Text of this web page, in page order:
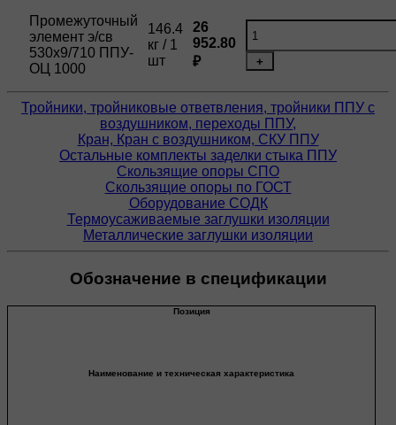
Промежуточный
элемент э/св
530х9/710 ППУ-
ОЦ 1000
146.4
кг / 1
шт
26
952.80
₽
+
Тройники, тройниковые ответвления, тройники ППУ с
воздушником, переходы ППУ,
Кран, Кран с воздушником, СКУ ППУ
Остальные комплекты заделки стыка ППУ
Скользящие опоры СПО
Скользящие опоры по ГОСТ
Оборудование СОДК
Термоусаживаемые заглушки изоляции
Металлические заглушки изоляции
Обозначение в спецификации
Позиция
Наименование и техническая характеристика